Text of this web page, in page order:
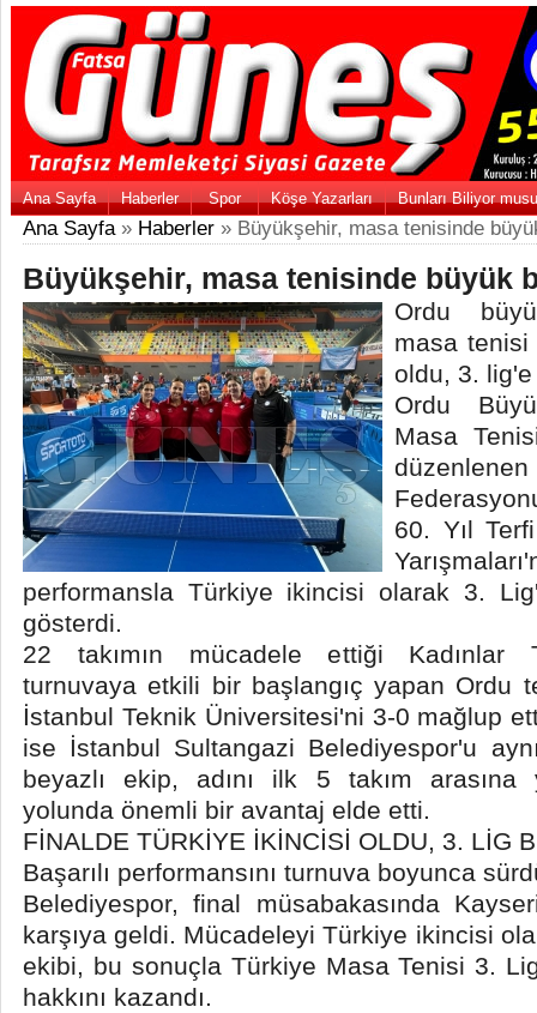
Ana Sayfa Haberler Spor Köşe Yazarları Bunları Biliyor
Ana Sayfa» Haberler » Büyükşehir, masa tenisinde
Büyükşehir, masa tenisinde büyük
Ordu
masa tenisi
oldu, 3.
Ordu
Masa
60. Yıl
performansla Türkiye ikincisi olarak 3.
gösterdi.
22 takımın mücadele ettiği Kadınlar
turnuvaya etkili bir başlangıç yapan Ordu
İstanbul Teknik Üniversitesi'ni 3-0 mağlup
ise İstanbul Sultangazi Belediyespor'u
beyazlı ekip, adını ilk 5 takım arasına
yolunda önemli bir avantaj elde etti.
FİNALDE TÜRKİYE İKİNCİSİ OLDU, 3. LİG
Başarılı performansını turnuva boyunca
Belediyespor, final müsabakasında
karşıya geldi. Mücadeleyi Türkiye ikincisi
ekibi, bu sonuçla Türkiye Masa Tenisi 3.
hakkını kazandı.